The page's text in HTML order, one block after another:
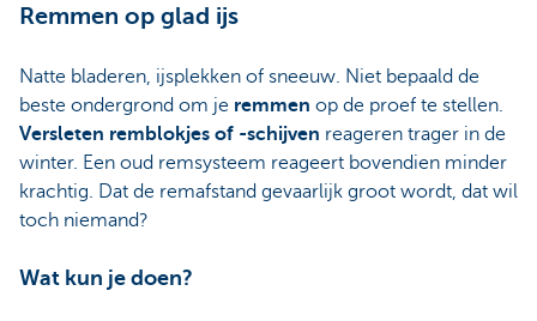
Remmen op glad ijs
Natte bladeren, ijsplekken of sneeuw. Niet bepaald de
beste ondergrond om je remmen op de proef te stellen.
Versleten remblokjes of -schijven reageren trager in de
winter. Een oud remsysteem reageert bovendien minder
krachtig. Dat de remafstand gevaarlijk groot wordt, dat wil
toch niemand?
Wat kun je doen?